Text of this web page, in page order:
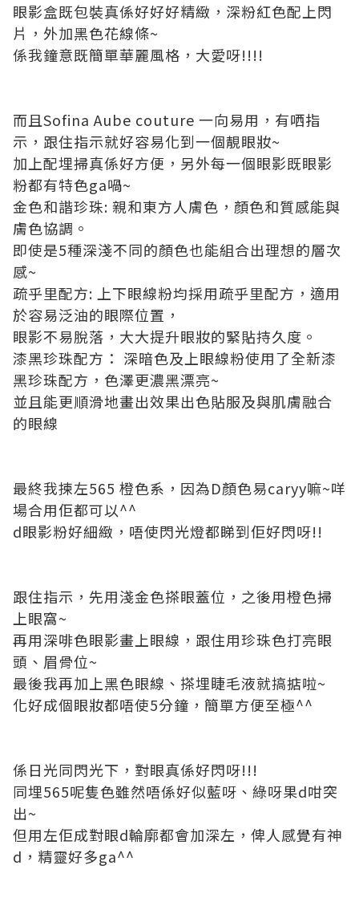
眼影盒既包裝真係好好好精緻，深粉紅色配上閃
片，外加黑色花線條~
係我鐘意既簡單華麗風格，大愛呀!!!!
而且Sofina Aube couture 一向易用，有哂指
示，跟住指示就好容易化到一個靚眼妝~
加上配埋掃真係好方便，另外每一個眼影既眼影
粉都有特色ga喎~
金色和諧珍珠: 親和東方人膚色，顏色和質感能與
膚色協調。
即使是5種深淺不同的顏色也能組合出理想的層次
感~
疏乎里配方: 上下眼線粉均採用疏乎里配方，適用
於容易泛油的眼際位置，
眼影不易脫落，大大提升眼妝的緊貼持久度。
漆黑珍珠配方： 深暗色及上眼線粉使用了全新漆
黑珍珠配方，色澤更濃黑漂亮~
並且能更順滑地畫出效果出色貼服及與肌膚融合
的眼線
最終我揀左565 橙色系，因為D顏色易caryy嘛~咩
場合用佢都可以^^
d眼影粉好細緻，唔使閃光燈都睇到佢好閃呀!!
跟住指示，先用淺金色搽眼蓋位，之後用橙色掃
上眼窩~
再用深啡色眼影畫上眼線，跟住用珍珠色打亮眼
頭、眉骨位~
最後我再加上黑色眼線、搽埋睫毛液就搞掂啦~
化好成個眼妝都唔使5分鐘，簡單方便至極^^
係日光同閃光下，對眼真係好閃呀!!!
同埋565呢隻色雖然唔係好似藍呀、綠呀果d咁突
出~
但用左佢成對眼d輪廓都會加深左，俾人感覺有神
d，精靈好多ga^^